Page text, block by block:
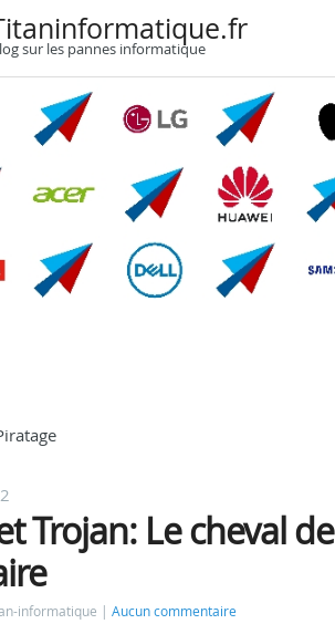
sur les pannes informatique
Trojan: Le cheval
informatique
Aucun commentaire